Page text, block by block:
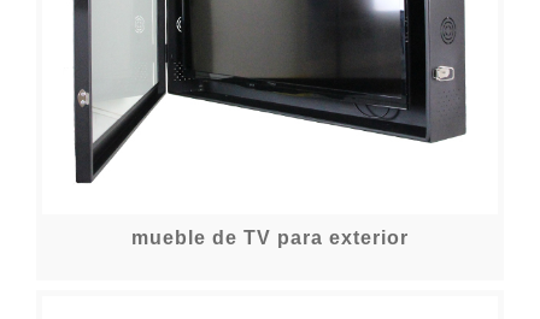
mueble de TV para exterior